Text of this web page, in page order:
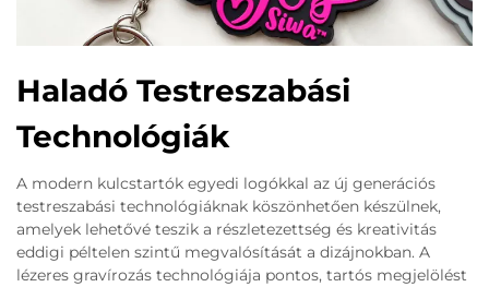
Haladó Testreszabási
Technológiák
A modern kulcstartók egyedi logókkal az új generációs
testreszabási technológiáknak köszönhetően készülnek,
amelyek lehetővé teszik a részletezettség és kreativitás
eddigi péltelen szintű megvalósítását a dizájnokban. A
lézeres gravírozás technológiája pontos, tartós megjelölést